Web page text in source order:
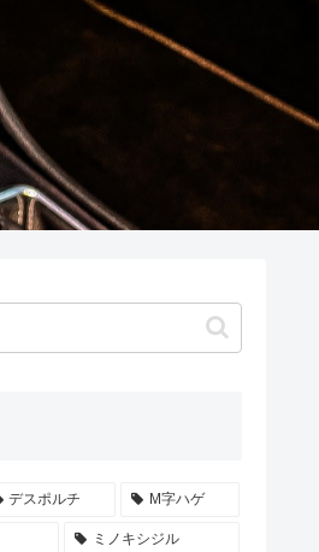
デスポルチ M字ハゲ
ミノキシジル